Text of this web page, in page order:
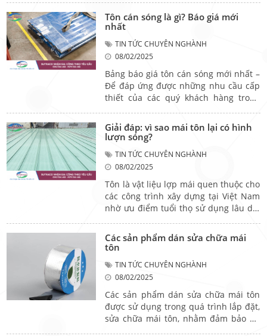
dụng. Vậy tôn lợp nhà loại nào tốt
nhất? Trên thị trường hiện nay, có rất
điểm riêng, khiến nhiều người băn
khoăn rằng không biết nên chọn loại
nào phù hợp nhất. Bài viết này của
Butraco sẽ giúp bạn khám phá các loại
tôn lợp phổ biến để tìm ra sản phẩm
tốt nhất cho ngôi nhà của mình.
Tôn cán sóng là gì? Báo giá mới
nhất
TIN TỨC CHUYÊN NGHÀNH
08/02/2025
Bảng báo giá tôn cán sóng mới nhất –
Để đáp ứng được những nhu cầu cấp
thiết của các quý khách hàng trong
so sánh giá cả trên thị trường sao cho
phù hợp chất lượng cũng như túi tiền
của mình. Hôm nay Butraco xin gửi
đến quý khách hàng bảng báo giá tôn
cán sóng và các thông tin về loại tôn
này.
Giải đáp: vì sao mái tôn lại có hình
lượn sóng?
TIN TỨC CHUYÊN NGHÀNH
08/02/2025
Tôn là vật liệu lợp mái quen thuộc cho
các công trình xây dựng tại Việt Nam
nhờ ưu điểm tuổi thọ sử dụng lâu dài
mái tôn thường có dạng lượn sóng
(sóng vuông hoặc sóng tròn) giúp tăng
mái.
Các sản phẩm dán sửa chữa mái
tôn
TIN TỨC CHUYÊN NGHÀNH
08/02/2025
Các sản phẩm dán sửa chữa mái tôn
được sử dụng trong quá trình lắp đặt,
sửa chữa mái tôn, nhằm đảm bảo bề